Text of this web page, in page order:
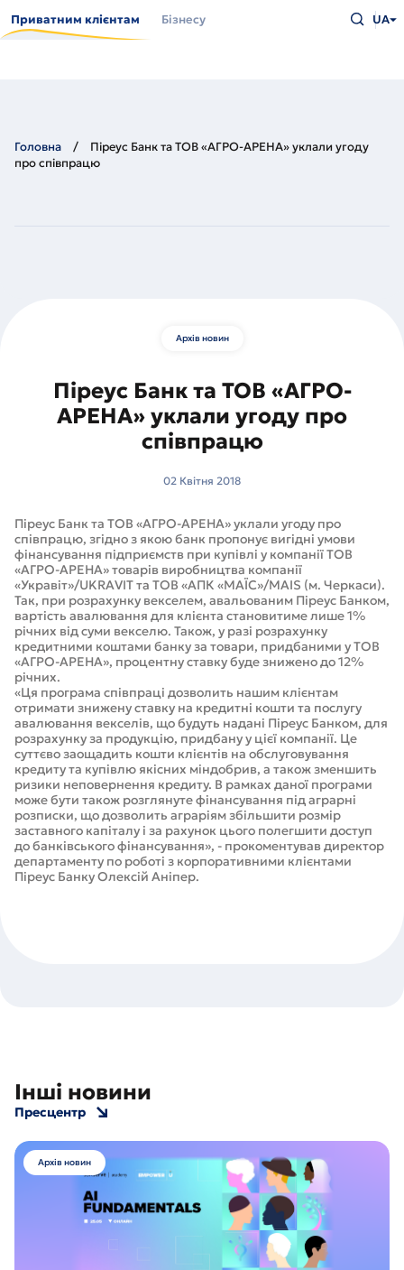
до
основного
Приватним клієнтам Бізнесу
що
UA
Головна
Піреус Банк та ТОВ «АГРО-АРЕНА» уклали угоду
про співпрацю
Архів новин
Піреус Банк та ТОВ «АГРО-
АРЕНА» уклали угоду про
співпрацю
02 Квітня 2018
Піреус Банк та ТОВ «АГРО-АРЕНА» уклали угоду про
співпрацю, згідно з якою банк пропонує вигідні умови
фінансування підприємств при купівлі у компанії ТОВ
«АГРО-АРЕНА» товарів виробництва компанії
«Укравіт»/UKRAVIT та ТОВ «АПК «МАЇС»/MAIS (м. Черкаси).
Так, при розрахунку векселем, авальованим Піреус Банком,
вартість авалювання для клієнта становитиме лише 1%
річних від суми векселю. Також, у разі розрахунку
кредитними коштами банку за товари, придбаними у ТОВ
«АГРО-АРЕНА», процентну ставку буде знижено до 12%
річних.
«Ця програма співпраці дозволить нашим клієнтам
отримати знижену ставку на кредитні кошти та послугу
авалювання векселів, що будуть надані Піреус Банком, для
розрахунку за продукцію, придбану у цієї компанії. Це
суттєво заощадить кошти клієнтів на обслуговування
кредиту та купівлю якісних міндобрив, а також зменшить
ризики неповернення кредиту. В рамках даної програми
може бути також розглянуте фінансування під аграрні
розписки, що дозволить аграріям збільшити розмір
заставного капіталу і за рахунок цього полегшити доступ
до банківського фінансування», - прокоментував директор
департаменту по роботі з корпоративними клієнтами
Піреус Банку Олексій Аніпер.
Інші новини
Пресцентр
Архів новин